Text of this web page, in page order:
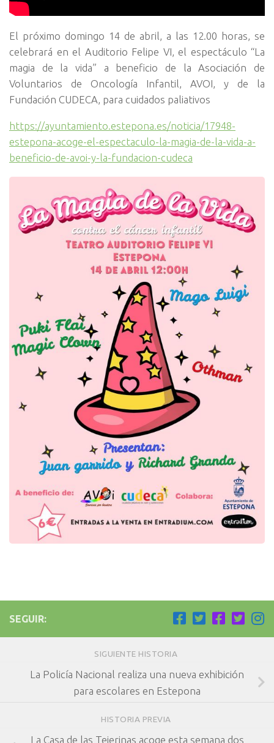
El próximo domingo 14 de abril, a las 12.00 horas, se
celebrará en el Auditorio Felipe VI, el espectáculo “La
magia de la vida” a beneficio de la Asociación de
Voluntarios de Oncología Infantil, AVOI, y de la
Fundación CUDECA, para cuidados paliativos
https://ayuntamiento.estepona.es/noticia/17948-
estepona-acoge-el-espectaculo-la-magia-de-la-vida-a-
beneficio-de-avoi-y-la-fundacion-cudeca
SEGUIR:
SIGUIENTE HISTORIA
La Policía Nacional realiza una nueva exhibición
para escolares en Estepona
HISTORIA PREVIA
La Casa de las Tejerinas acoge esta semana dos